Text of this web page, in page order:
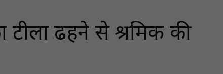
टीला ढहने से श्रमिक की